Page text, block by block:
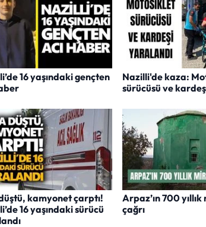
16 yaşındaki gençten
Nazilli'de kaza:
sürücüsü ve
kamyonet çarptı!
16 yaşındaki sürücü
Arpaz’ın 700 yıllık
çağrı